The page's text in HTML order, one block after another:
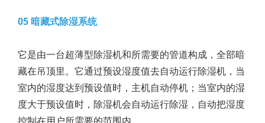
05 暗藏式除湿系统
它是由一台超薄型除湿机和所需要的管道构成，全部暗
藏在吊顶里。它通过预设湿度值去自动运行除湿机，当
室内的湿度达到预设值时，主机自动停机；当室内的湿
度大于预设值时，除湿机会自动运行除湿，自动把湿度